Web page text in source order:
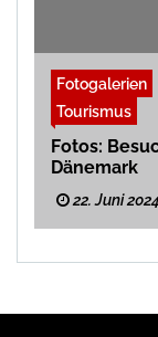
Fotogalerien
Tourismus
Fotos:
Dänemark
22. Juni 2024